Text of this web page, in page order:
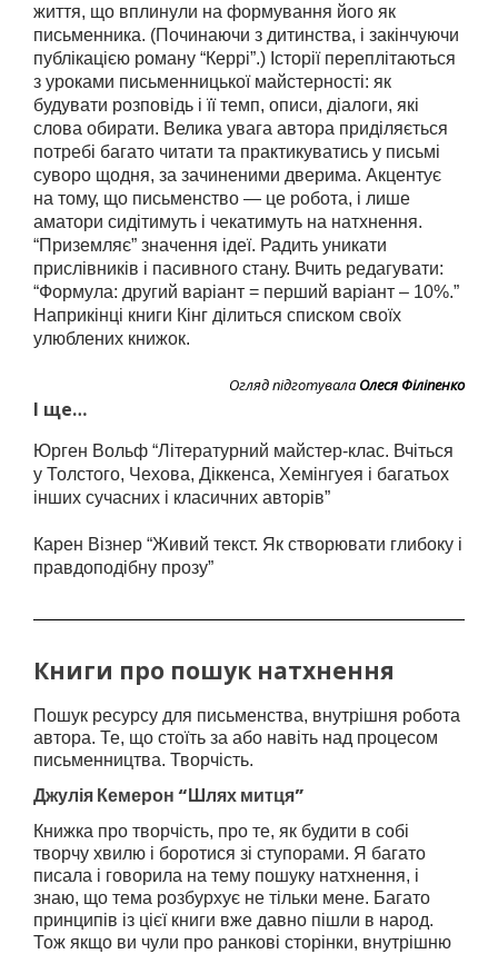
життя, що вплинули на формування його як
письменника. (Починаючи з дитинства, і закінчуючи
публікацією роману “Керрі”.) Історії переплітаються
з уроками письменницької майстерності: як
будувати розповідь і її темп, описи, діалоги, які
слова обирати. Велика увага автора приділяється
потребі багато читати та практикуватись у письмі
суворо щодня, за зачиненими дверима. Акцентує
на тому, що письменство — це робота, і лише
аматори сидітимуть і чекатимуть на натхнення.
“Приземляє” значення ідеї. Радить уникати
прислівників і пасивного стану. Вчить редагувати:
“Формула: другий варіант = перший варіант – 10%.”
Наприкінці книги Кінг ділиться списком своїх
улюблених книжок.
Огляд підготувала Олеся Філіпенко
І ще…
Юрген Вольф “Літературний майстер-клас. Вчіться
у Толстого, Чехова, Діккенса, Хемінгуея і багатьох
інших сучасних і класичних авторів”
Карен Візнер “Живий текст. Як створювати глибоку і
правдоподібну прозу”
Книги про пошук натхнення
Пошук ресурсу для письменства, внутрішня робота
автора. Те, що стоїть за або навіть над процесом
письменництва. Творчість.
Джулія Кемерон “Шлях митця”
Книжка про творчість, про те, як будити в собі
творчу хвилю і боротися зі ступорами. Я багато
писала і говорила на тему пошуку натхнення, і
знаю, що тема розбурхує не тільки мене. Багато
принципів із цієї книги вже давно пішли в народ.
Тож якщо ви чули про ранкові сторінки, внутрішню